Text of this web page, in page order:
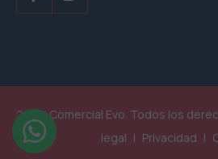
2023. Comercial Evo. Todos los
legal | Privacidad |